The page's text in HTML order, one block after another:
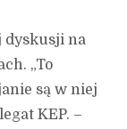
dyskusji na
„To
są w niej
KEP. –